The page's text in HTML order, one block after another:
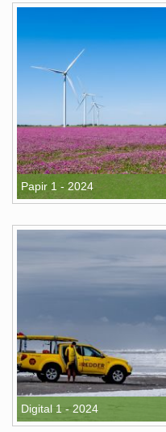
Papir 1 - 2024
Digital 1 - 2024